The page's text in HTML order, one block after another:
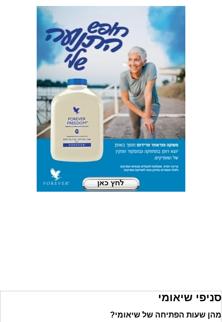
סניפי שיאומי
מהן שעות הפתיחה של שיאומי?